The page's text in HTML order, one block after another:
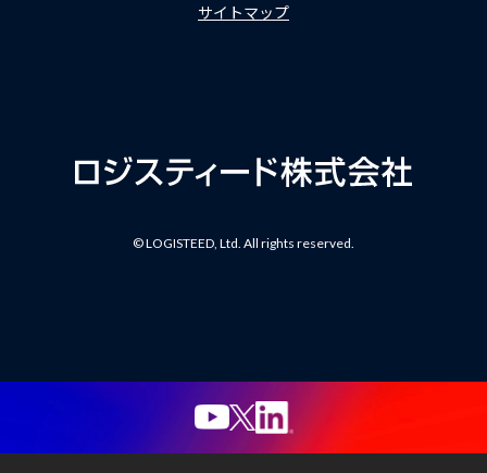
サイトマップ
© LOGISTEED, Ltd. All rights reserved.